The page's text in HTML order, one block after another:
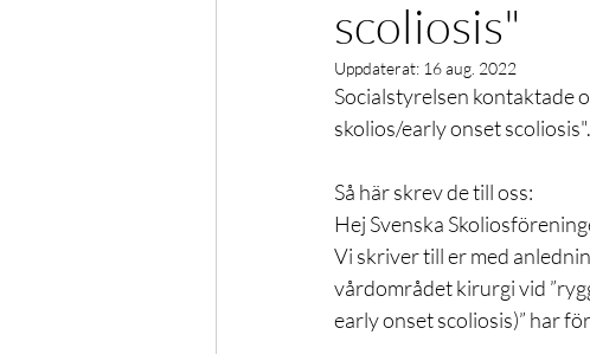
Kongress Podd Fysioterapi
Forskning
scoliosis"
Uppdaterat: 16 aug. 2022
Socialstyrelsen kontaktade
skolios/early onset scoliosis".
Så här skrev de till oss:
Hej Svenska
Vi skriver till er med
vårdområdet kirurgi vid
early onset scoliosis)” har